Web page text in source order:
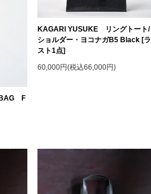
F
KAGARI YUSUKE リングトート/
ショルダー・ヨコナガB5 Black [ラ
スト1点]
60,000円(税込66,000円)